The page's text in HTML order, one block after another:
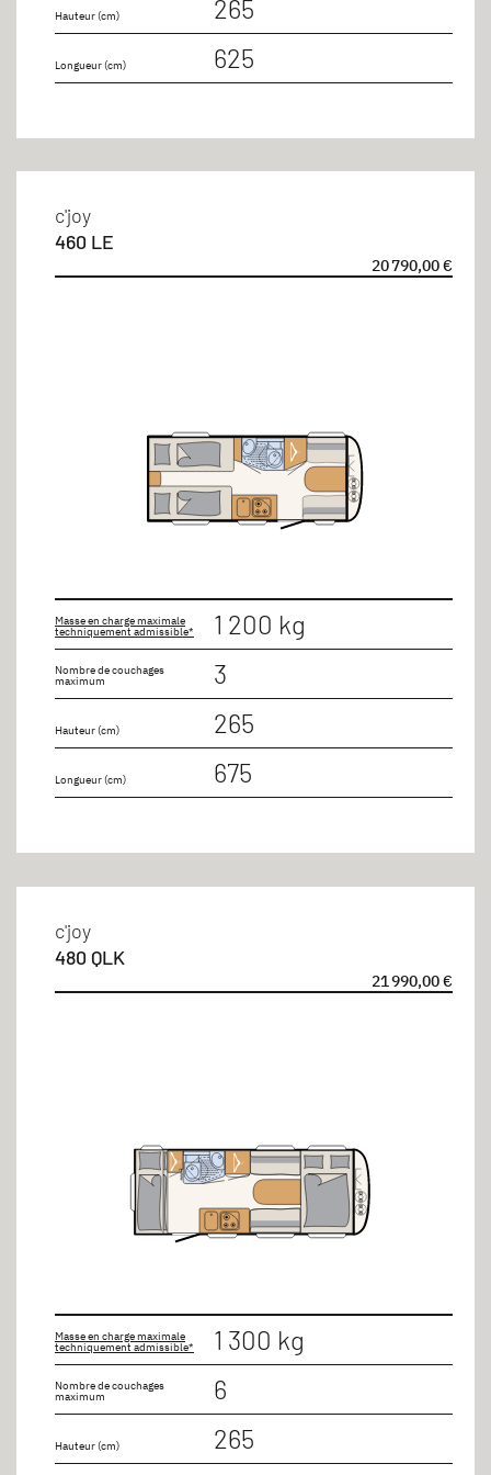
Places carte grise
5 Personnes
Hauteur (cm) 265
Longueur (cm) 625
c'joy
460 LE
20 790,00 €
Masse en charge maximale
techniquement admissible* 1 200 kg
Nombre de couchages
maximum 3
Hauteur (cm) 265
Longueur (cm) 675
c'joy
480 QLK
21 990,00 €
Masse en charge maximale
techniquement admissible* 1 300 kg
Nombre de couchages
maximum 6
Hauteur (cm)
265